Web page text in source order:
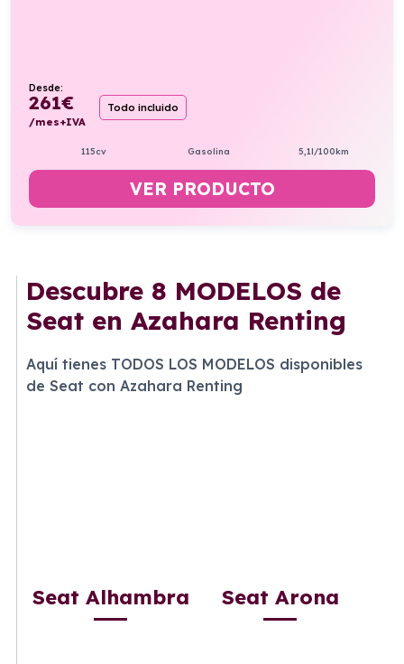
Desde:
261€
/mes+IVA
Todo incluido
115cv Gasolina 5,1l/100km
VER PRODUCTO
Descubre 8 MODELOS de
Seat en Azahara Renting
Aquí tienes TODOS LOS MODELOS disponibles
de Seat con Azahara Renting
Seat Alhambra Seat Arona